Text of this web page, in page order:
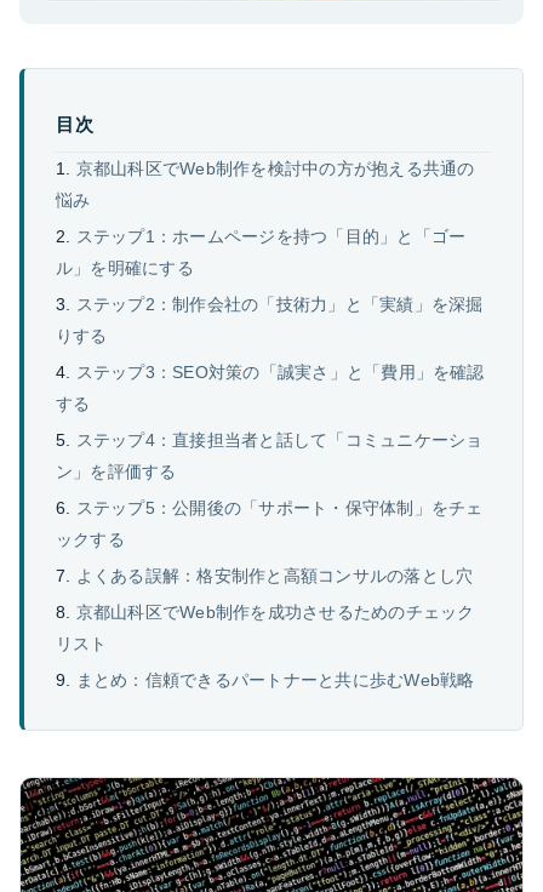
目次
京都山科区でWeb制作を検討中の方が抱える共通の
悩み
ステップ1：ホームページを持つ「目的」と「ゴー
ル」を明確にする
ステップ2：制作会社の「技術力」と「実績」を深掘
りする
ステップ3：SEO対策の「誠実さ」と「費用」を確認
する
ステップ4：直接担当者と話して「コミュニケーショ
ン」を評価する
ステップ5：公開後の「サポート・保守体制」をチェ
ックする
よくある誤解：格安制作と高額コンサルの落とし穴
京都山科区でWeb制作を成功させるためのチェック
リスト
まとめ：信頼できるパートナーと共に歩むWeb戦略